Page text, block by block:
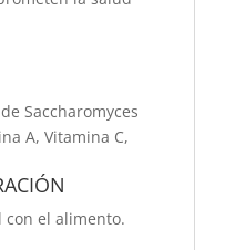
Saccharomyces
A, Vitamina C,
con el alimento.